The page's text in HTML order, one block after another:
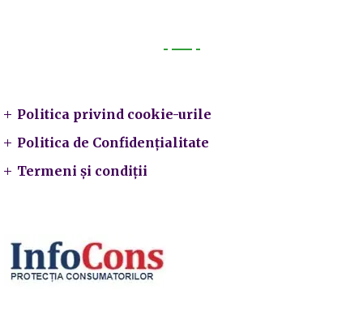
Politica privind cookie-urile
Politica de Confidențialitate
Termeni și condiții